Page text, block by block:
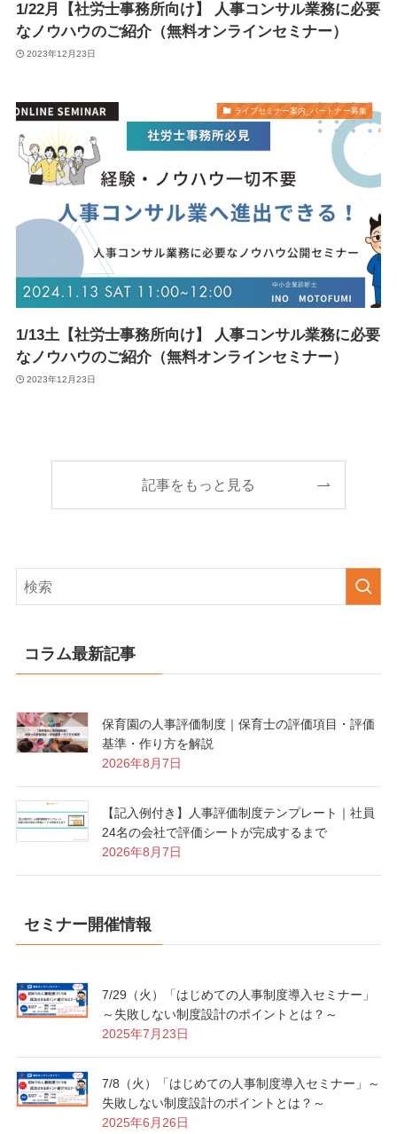
1/22月【社労士事務所向け】 人事コンサル業務に必要
なノウハウのご紹介（無料オンラインセミナー）
2023年12月23日
ライブセミナー案内_パートナー募集
1/13土【社労士事務所向け】 人事コンサル業務に必要
なノウハウのご紹介（無料オンラインセミナー）
2023年12月23日
記事をもっと見る
コラム最新記事
保育園の人事評価制度｜保育士の評価項目・評価
基準・作り方を解説
2026年8月7日
【記入例付き】人事評価制度テンプレート｜社員
24名の会社で評価シートが完成するまで
2026年8月7日
セミナー開催情報
7/29（火）「はじめての人事制度導入セミナー」
～失敗しない制度設計のポイントとは？～
2025年7月23日
7/8（火）「はじめての人事制度導入セミナー」～
失敗しない制度設計のポイントとは？～
2025年6月26日